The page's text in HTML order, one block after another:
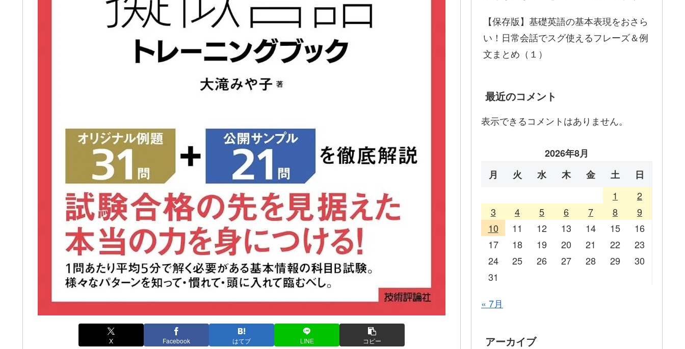
X Facebook はてブ LINE コピー
【保存版】基礎英語の基本表現をおさら
い！日常会話でスグ使えるフレーズ＆例
文まとめ（１）
最近のコメント
表示できるコメントはありません。
2026年8月
月
火 水 木 金 土
日
1
2
3
4 5 6 7 8
9
10
11 12 13 14 15
16
17
18 19 20 21 22
23
24
25 26 27 28 29
30
31
« 7月
アーカイブ